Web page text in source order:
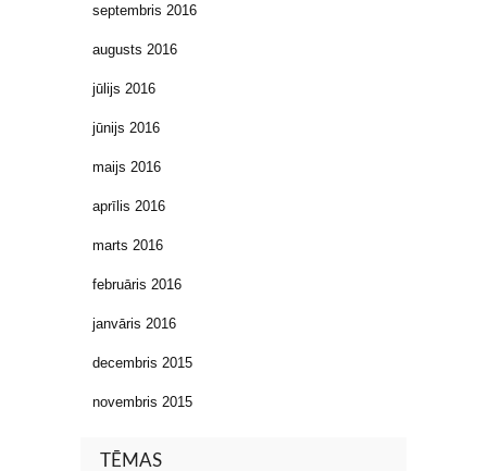
septembris 2016
augusts 2016
jūlijs 2016
jūnijs 2016
maijs 2016
aprīlis 2016
marts 2016
februāris 2016
janvāris 2016
decembris 2015
novembris 2015
TĒMAS